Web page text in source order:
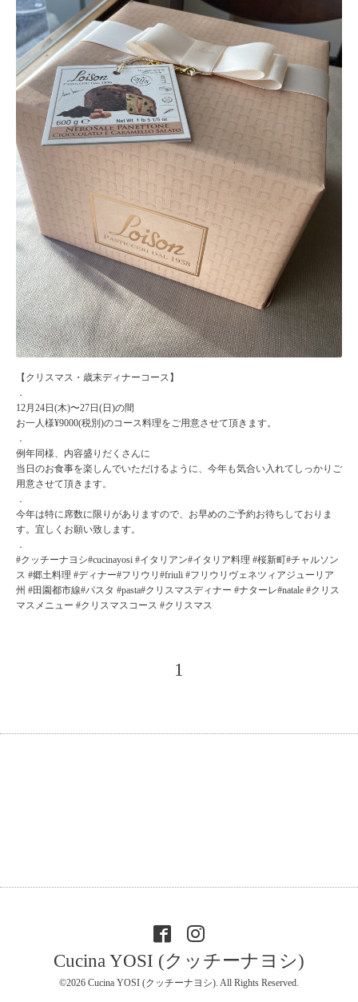
【クリスマス・歳末ディナーコース】
．
12月24日(木)〜27日(日)の間
お一人様¥9000(税別)のコース料理をご用意させて頂きます。
．
例年同様、内容盛りだくさんに
当日のお食事を楽しんでいただけるように、今年も気合い入れてしっかりご
用意させて頂きます。
．
今年は特に席数に限りがありますので、お早めのご予約お待ちしておりま
す。宜しくお願い致します。
．
#クッチーナヨシ#cucinayosi #イタリアン#イタリア料理 #桜新町#チャルソン
ス #郷土料理 #ディナー#フリウリ#friuli #フリウリヴェネツィアジューリア
州 #田園都市線#パスタ #pasta#クリスマスディナー #ナターレ#natale #クリス
マスメニュー #クリスマスコース #クリスマス
1
Cucina YOSI (クッチーナヨシ)
©2026 Cucina YOSI (クッチーナヨシ). All Rights Reserved.